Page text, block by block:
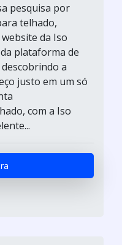
pesquisa por
telhado,
da Iso
plataforma de
a
justo em um só
com a Iso